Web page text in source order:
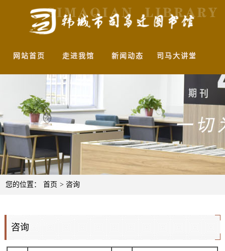
网站首页 走进我馆 新闻动态 司马大讲堂
您的位置： 首页 > 咨询
咨询